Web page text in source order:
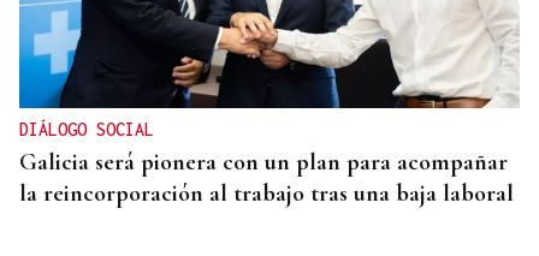
DIÁLOGO SOCIAL
Galicia será pionera con un plan para acompañar
la reincorporación al trabajo tras una baja laboral